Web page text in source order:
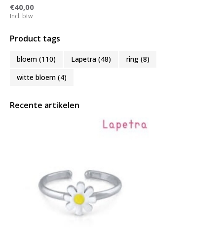
€40,00
Incl. btw
Product tags
bloem (110) Lapetra (48) ring (8)
witte bloem (4)
Recente artikelen